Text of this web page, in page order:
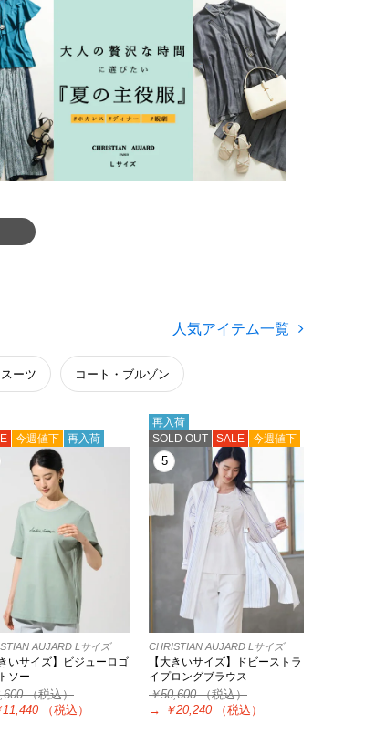
人気アイテム一覧
ーツ コート・ブルゾン
今週値下 再入荷
AUJARD Lサイズ
きいサイズ】ビジューロゴ
ソー
（税込）
11,440 （税込）
SOLD OUT SALE 今週値下
再入荷
5
CHRISTIAN AUJARD Lサイズ
【大きいサイズ】ドビーストラ
イプロングブラウス
￥50,600（税込）
→
￥20,240 （税込）